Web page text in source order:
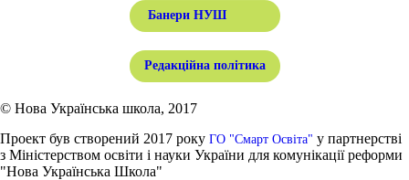
Банери НУШ
Редакційна політика
© Нова Українська школа, 2017
Проект був створений 2017 року ГО "Смарт Освіта" у партнерстві
з Міністерством освіти і науки України для комунікації реформи
"Нова Українська Школа"